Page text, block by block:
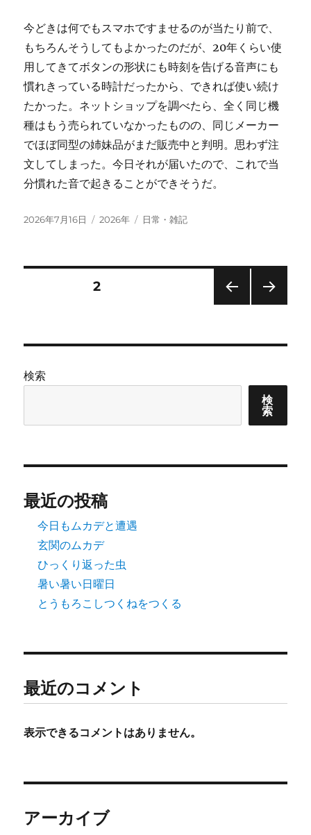
今どきは何でもスマホですませるのが当たり前で、
もちろんそうしてもよかったのだが、20年くらい使
用してきてボタンの形状にも時刻を告げる音声にも
慣れきっている時計だったから、できれば使い続け
たかった。ネットショップを調べたら、全く同じ機
種はもう売られていなかったものの、同じメーカー
でほぼ同型の姉妹品がまだ販売中と判明。思わず注
文してしまった。今日それが届いたので、これで当
分慣れた音で起きることができそうだ。
投
2026年7月16日
カ
2026年
タ
日常・雑記
の
ペ
ー
送
り
固定ページ2
検索
検
索
最近の投稿
今日もムカデと遭遇
玄関のムカデ
ひっくり返った虫
暑い暑い日曜日
とうもろこしつくねをつくる
最近のコメント
表示できるコメントはありません。
アーカイブ